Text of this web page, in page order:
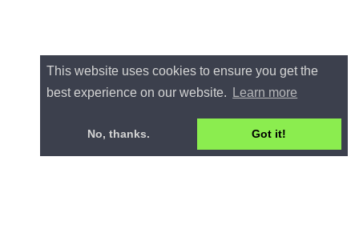
This website uses cookies to ensure you get the
best experience on our website.
Learn more
No, thanks. Got it!